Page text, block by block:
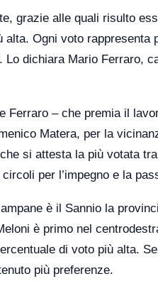
grazie alle quali risulto
Ogni voto rappresenta
dichiara Mario Ferraro,
Ferraro – che premia il
Matera, per la
si attesta la più votata
per l’impegno e la
è il Sannio la
è primo nel
di voto più alta.
più preferenze.